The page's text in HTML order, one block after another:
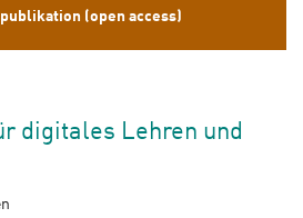
(open access)
digitales Lehren und